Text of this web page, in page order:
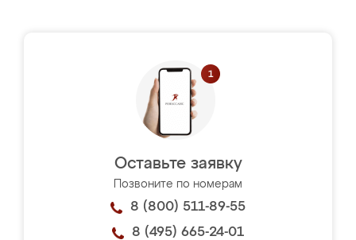
Оставьте заявку
Позвоните по номерам
8 (800) 511-89-55
8 (495) 665-24-01